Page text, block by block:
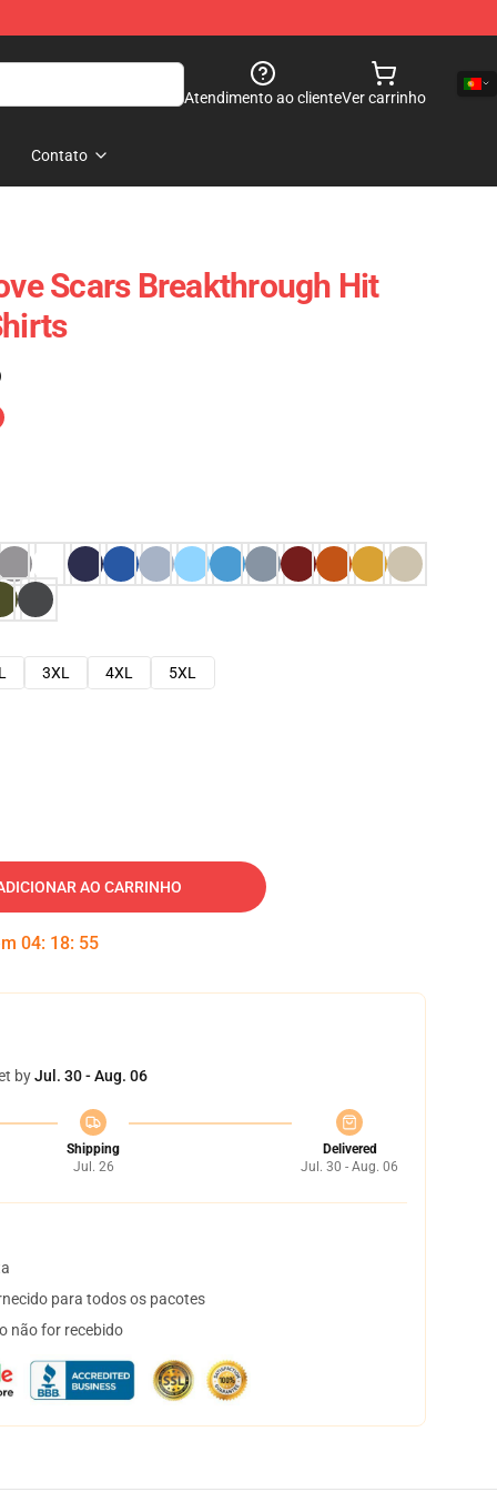
Atendimento ao clienteVer carrinho
Contato
Scars Breakthrough Hit
3XL 4XL 5XL
AO CARRINHO
04: 18: 53
byJul. 30 - Aug. 06
Shipping
Jul. 26
Delivered
Jul. 30 - Aug. 06
para todos os pacotes
não for recebido